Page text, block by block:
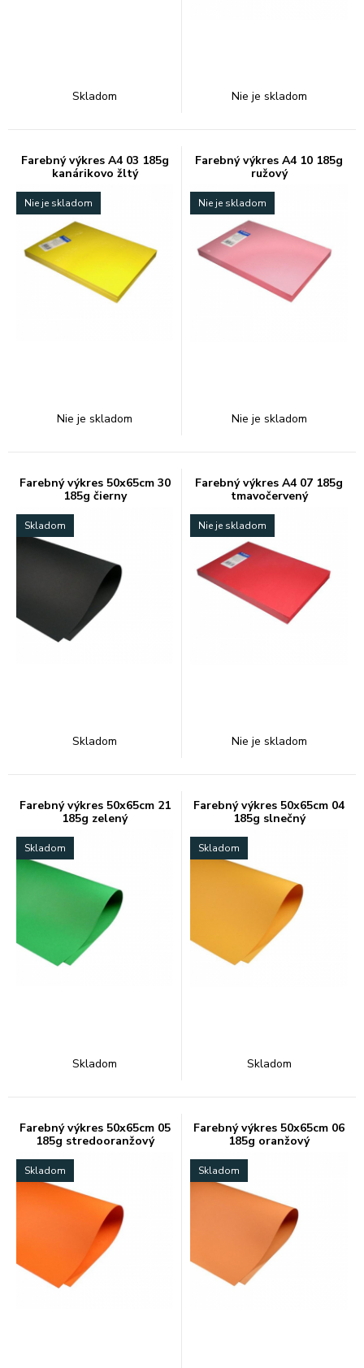
Skladom Nie je skladom
Farebný výkres A4 03 185g
kanárikovo žltý
Nie je skladom
Nie je skladom
Farebný výkres A4 10 185g
ružový
Nie je skladom
Nie je skladom
Farebný výkres 50x65cm 30
185g čierny
Skladom
Skladom
Farebný výkres A4 07 185g
tmavočervený
Nie je skladom
Nie je skladom
Farebný výkres 50x65cm 21
185g zelený
Skladom
Skladom
Farebný výkres 50x65cm 04
185g slnečný
Skladom
Skladom
Farebný výkres 50x65cm 05
185g stredooranžový
Skladom
Farebný výkres 50x65cm 06
185g oranžový
Skladom